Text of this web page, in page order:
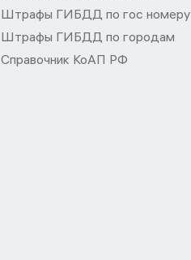
Штрафы ГИБДД по гос номеру
Штрафы ГИБДД по городам
Справочник КоАП РФ